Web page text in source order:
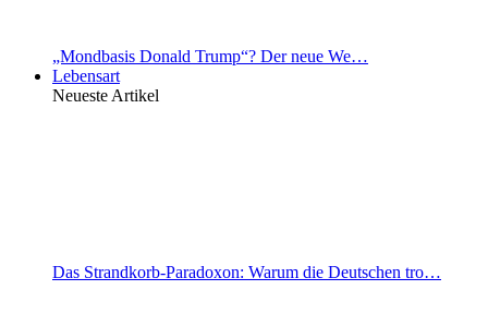
„Mondbasis Donald Trump“? Der neue We…
Lebensart
Neueste Artikel
Das Strandkorb-Paradoxon: Warum die Deutschen tro…